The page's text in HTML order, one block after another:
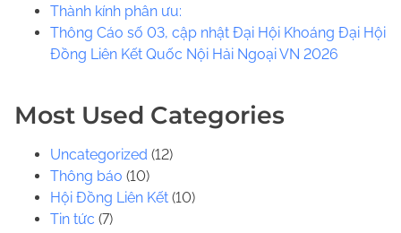
​​Thành kính phân ưu:
Thông Cáo số 03, cập nhật Đại Hội Khoáng Đại Hội
Đồng Liên Kết Quốc Nội Hải Ngoại VN 2026
Most Used Categories
Uncategorized (12)
Thông báo (10)
Hội Đồng Liên Kết (10)
Tin tức (7)